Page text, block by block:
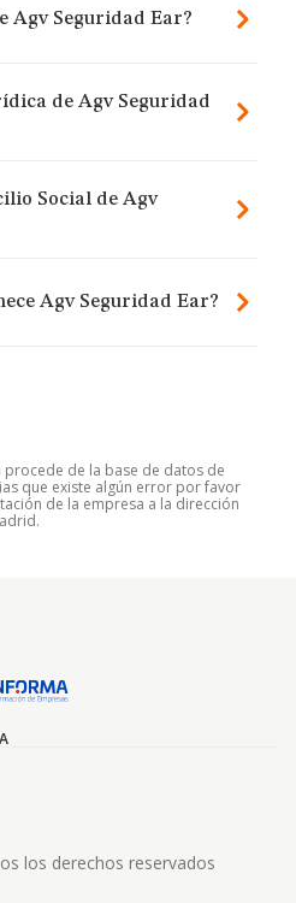
Agv Seguridad Ear?
de Agv Seguridad
Social de Agv
Agv Seguridad Ear?
de la base de datos de
que existe algún error por favor
de la empresa a la dirección
los derechos reservados